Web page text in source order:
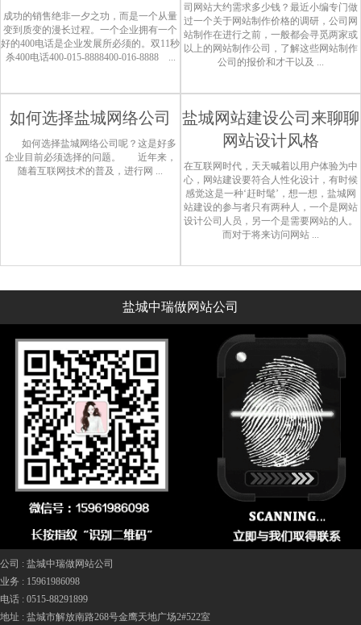
成功的销售绝非一夕之功，而是一个从量
变到质变的漫长过程。一个企业拥有一个
好的400电话是企业发展所必须的。双11秒
杀400电话400-015-8888400-016-8888 ...
司网站大约需求多少钱？最近小编专门做
过一个关于网站制作价格的调研，公司网
站制作在进行之前，一般都会寻觅两家或
以上的网站制作公司，了解这些网站制作
公司的报价和才干以及 ...
如何选择盐城网络公司
如何选择盐城网络公司呢？这是好多
企业目前必须选择的问题。 近年来，
随着互联网技术的普及，进行网 ...
盐城网站建设公司来聊聊
网站设计风格
在互联网时代，天天喊着以用户体验为中
心，网站建设要符合人性化设计，有时候
感觉这是一种‘赶时髦’，想一想，盐城网
站建设的参与者只有两种人，一个是网站
设计公司人员，另一个是需要网站的人。
而对于将来访问网站 ...
盐城中瑞做网站公司
公司 : 盐城中瑞做网站公司
业务 : 15961986098
电话 : 0515-88291899
地址 : 盐城市解放南路268号金鹰天地广场2#522室